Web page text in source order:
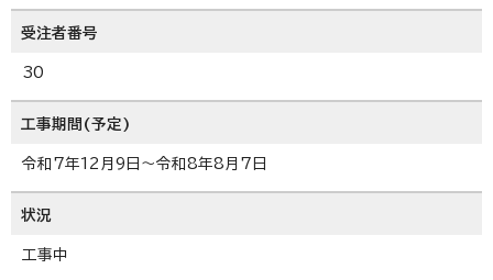
受注者番号
30
工事期間(予定)
令和7年12月9日～令和8年8月7日
状況
工事中